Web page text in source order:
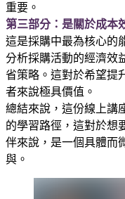
重要。
第三部分：是關於成本
這是採購中最為核心的
分析採購活動的經濟效
省策略。這對於希望提
者來說極具價值。
總結來說，這份線上講
的學習路徑，這對於想
伴來說，是一個具體而
與。